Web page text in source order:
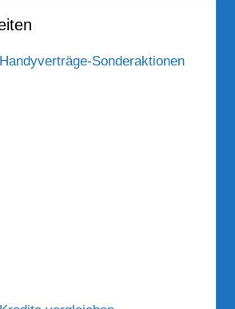
Handyverträge-Sonderaktionen